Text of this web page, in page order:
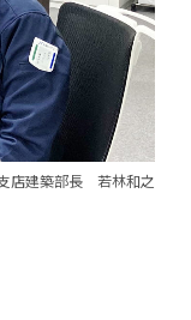
店建築部長 若林和之